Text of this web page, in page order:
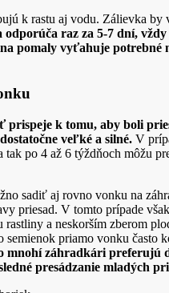
k rastu aj vodu. Zálievka by
odporúča raz za 5-7 dní,
pomaly vyťahuje potrebné
prispeje k tomu, aby boli
veľké a silné. V
tak po 4 až 6 týždňoch môžu
sadiť aj rovno vonku na
priesad. V tomto prípade
rastliny a neskorším zberom
semienok priamo vonku často
mnohí záhradkári preferujú
presádzanie mladých